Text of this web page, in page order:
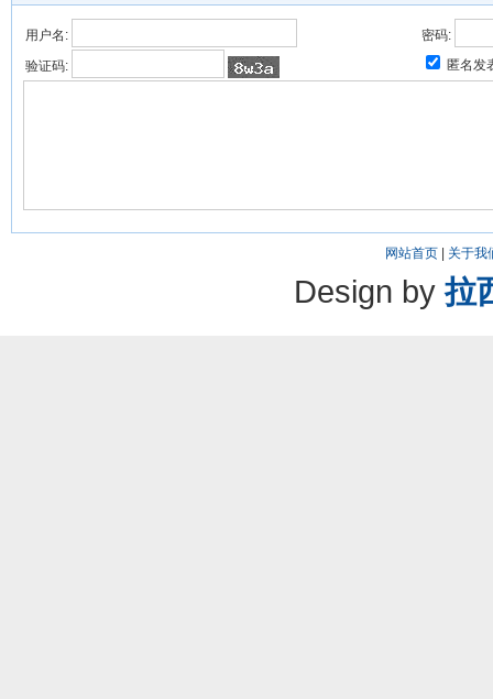
用户名:
密码:
验证码:
匿名发
网站首页| 关于我
Design by拉